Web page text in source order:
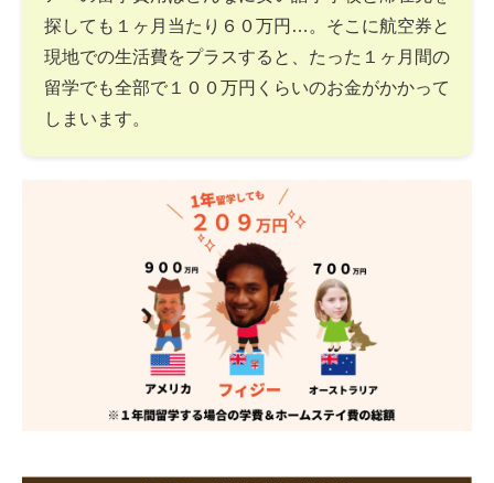
探しても１ヶ月当たり６０万円…。そこに航空券と
現地での生活費をプラスすると、たった１ヶ月間の
留学でも全部で１００万円くらいのお金がかかって
しまいます。